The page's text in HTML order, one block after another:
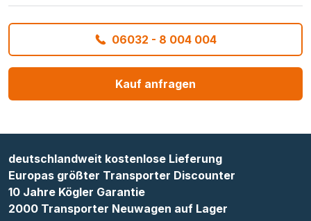
06032 - 8 004 004
Kauf anfragen
deutschlandweit kostenlose Lieferung
Europas größter Transporter Discounter
10 Jahre Kögler Garantie
2000 Transporter Neuwagen auf Lager